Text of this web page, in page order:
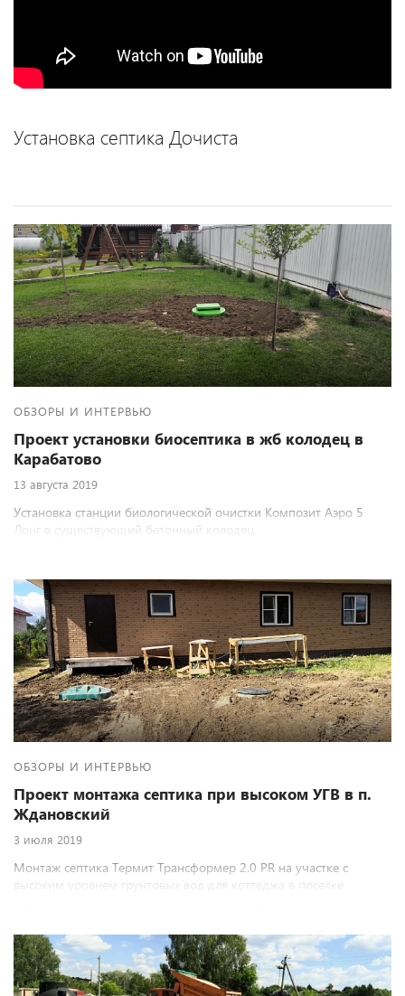
Установка септика Дочиста
ОБЗОРЫ И ИНТЕРВЬЮ
Проект установки биосептика в жб колодец в
Карабатово
13 августа 2019
Установка станции биологической очистки Композит Аэро 5
Лонг в существующий бетонный колодец.
ОБЗОРЫ И ИНТЕРВЬЮ
Проект монтажа септика при высоком УГВ в п.
Ждановский
3 июля 2019
Монтаж септика Термит Трансформер 2.0 PR на участке с
высоким уровнем грунтовых вод для коттеджа в поселке